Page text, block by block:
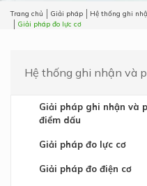
Trang chủ Giải pháp
Hệ thống ghi
Giải pháp đo lực cơ
Hệ thống ghi nhận và
Giải pháp ghi nhận và
điểm dấu
Giải pháp đo lực cơ
Giải pháp đo điện cơ